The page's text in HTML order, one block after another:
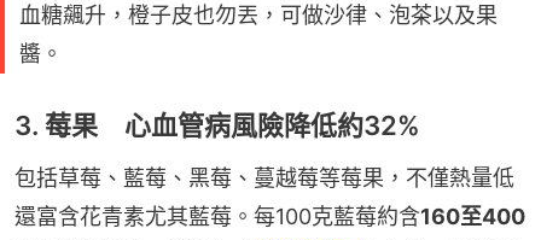
血糖飆升，橙子皮也勿丟，可做沙律、泡茶以及果
醬。
3. 莓果 心血管病風險降低約32%
包括草莓、藍莓、黑莓、蔓越莓等莓果，不僅熱量低
還富含花青素尤其藍莓。每100克藍莓約含160至400